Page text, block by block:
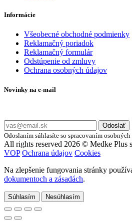
Informácie
Všeobecné obchodné podmienky
Reklamačný poriadok
Reklamačný formulár
Odstúpenie od zmluvy
Ochrana osobných údajov
Novinky na e-mail
Odoslať
Odoslaním súhlasíte so spracovaním
All rights reserved 2026 © Medke Plus
VOP Ochrana údajov Cookies
Na zlepšenie fungovania stránky
dokumentoch a zásadách.
Súhlasím Nesúhlasím